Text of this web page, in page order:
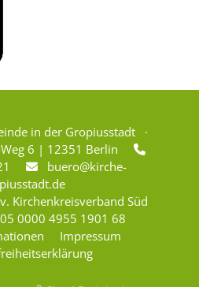
in der Gropiusstadt ·
Weg 6 | 12351 Berlin

21 
buero@kirche-
Kirchenkreisverband Süd
0000 4955 1901 68
Impressum